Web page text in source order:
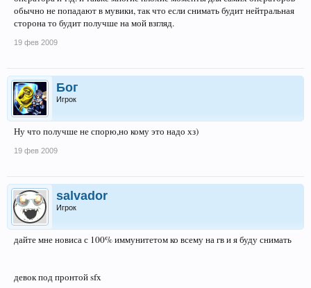
обычно не попадают в мувики, так что если снимать будит нейтральная
сторона то будит получше на мой взгляд.
19 фев 2009
Бог
Игрок
Ну что получше не спорю,но кому это надо хз)
19 фев 2009
salvador
Игрок
дайте мне новиса с 100% иммунитетом ко всему на гв и я буду снимать
девок под пронтой sfx